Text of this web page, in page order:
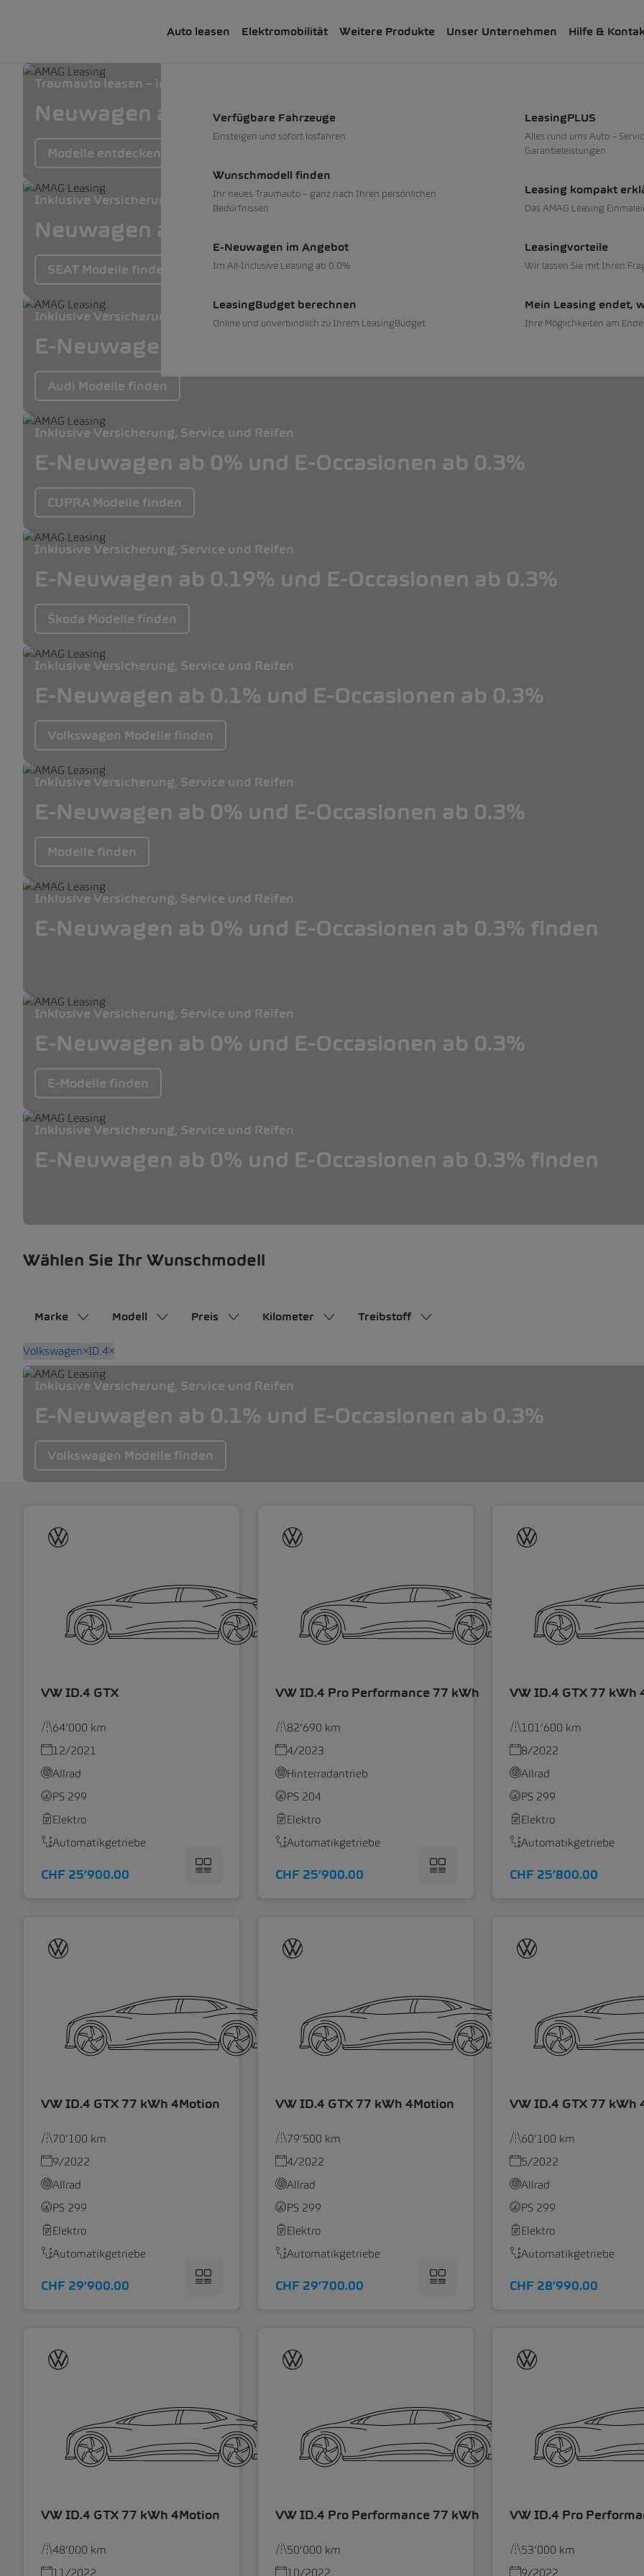
Auto leasen Elektromobilität Weitere Produkte Unser Unternehmen Hilfe &
Verfügbare Fahrzeuge
Einsteigen und sofort losfahren
Wunschmodell finden
Ihr neues Traumauto – ganz nach Ihren persönlichen
Bedürfnissen
E-Neuwagen im Angebot
Im All-Inclusive Leasing ab 0.0%
LeasingBudget berechnen
Online und unverbindlich zu Ihrem LeasingBudget
LeasingPLUS
Alles rund ums Auto –
Garantieleistungen
Leasing kompakt
Das AMAG Leasing
Leasingvorteile
Wir lassen Sie mit Ihren
Mein Leasing endet,
Ihre Möglichkeiten am
Traumauto leasen – inkl. Versicherung, Service und Reifen
Neuwagen ab 0% und Occasionen ab 0.99%
Modelle entdecken
Inklusive Versicherung, Service und Reifen
Neuwagen ab 0% und Occasionen ab 0.3%
SEAT Modelle finden
Inklusive Versicherung, Service und Reifen
E-Neuwagen ab 0% und E-Occasionen ab 0.3%
Audi Modelle finden
Inklusive Versicherung, Service und Reifen
E-Neuwagen ab 0% und E-Occasionen ab 0.3%
CUPRA Modelle finden
Inklusive Versicherung, Service und Reifen
E-Neuwagen ab 0.19% und E-Occasionen ab 0.3%
Škoda Modelle finden
Inklusive Versicherung, Service und Reifen
E-Neuwagen ab 0.1% und E-Occasionen ab 0.3%
Volkswagen Modelle finden
Inklusive Versicherung, Service und Reifen
E-Neuwagen ab 0% und E-Occasionen ab 0.3%
Modelle finden
Inklusive Versicherung, Service und Reifen
E-Neuwagen ab 0% und E-Occasionen ab 0.3% finden
Inklusive Versicherung, Service und Reifen
E-Neuwagen ab 0% und E-Occasionen ab 0.3%
E-Modelle finden
Inklusive Versicherung, Service und Reifen
E-Neuwagen ab 0% und E-Occasionen ab 0.3% finden
Wählen Sie Ihr Wunschmodell
Marke Modell Preis Kilometer Treibstoff
Volkswagen ID.4
Inklusive Versicherung, Service und Reifen
E-Neuwagen ab 0.1% und E-Occasionen ab 0.3%
Volkswagen Modelle finden
VW ID.4 GTX
64’000 km
12/2021
Allrad
PS 299
Elektro
Automatikgetriebe
CHF 25’900.00
VW ID.4 Pro Performance 77 kWh
82’690 km
4/2023
Hinterradantrieb
PS 204
Elektro
Automatikgetriebe
CHF 25’900.00
VW ID.4 GTX 77 kWh
101’600 km
8/2022
Allrad
PS 299
Elektro
Automatikgetriebe
CHF 25’800.00
VW ID.4 GTX 77 kWh 4Motion
70’100 km
9/2022
Allrad
PS 299
Elektro
Automatikgetriebe
CHF 29’900.00
VW ID.4 GTX 77 kWh 4Motion
79’500 km
4/2022
Allrad
PS 299
Elektro
Automatikgetriebe
CHF 29’700.00
VW ID.4 GTX 77 kWh
60’100 km
5/2022
Allrad
PS 299
Elektro
Automatikgetriebe
CHF 28’990.00
VW ID.4 GTX 77 kWh 4Motion
48’000 km
11/2022
VW ID.4 Pro Performance 77 kWh
50’000 km
10/2022
VW ID.4 Pro
53’000 km
9/2022